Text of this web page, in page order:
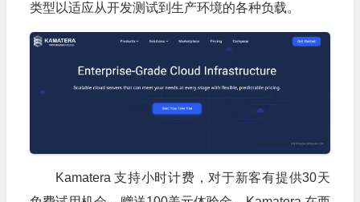
类型以适应从开发测试到生产环境的各种负载。
Kamatera 支持小时计费，对于新客有提供30天